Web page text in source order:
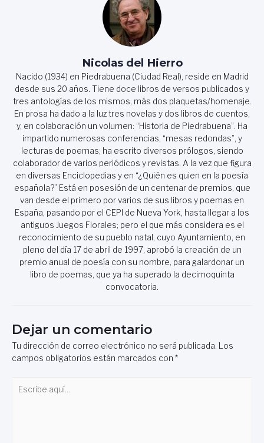
Nicolas del Hierro
Nacido (1934) en Piedrabuena (Ciudad Real), reside en Madrid
desde sus 20 años. Tiene doce libros de versos publicados y
tres antologías de los mismos, más dos plaquetas/homenaje.
En prosa ha dado a la luz tres novelas y dos libros de cuentos,
y, en colaboración un volumen: “Historia de Piedrabuena”. Ha
impartido numerosas conferencias, “mesas redondas”, y
lecturas de poemas; ha escrito diversos prólogos, siendo
colaborador de varios periódicos y revistas. A la vez que figura
en diversas Enciclopedias y en “¿Quién es quien en la poesía
española?” Está en posesión de un centenar de premios, que
van desde el primero por varios de sus libros y poemas en
España, pasando por el CEPI de Nueva York, hasta llegar a los
antiguos Juegos Florales; pero el que más considera es el
reconocimiento de su pueblo natal, cuyo Ayuntamiento, en
pleno del día 17 de abril de 1997, aprobó la creación de un
premio anual de poesía con su nombre, para galardonar un
libro de poemas, que ya ha superado la decimoquinta
convocatoria.
Dejar un comentario
Tu dirección de correo electrónico no será publicada. Los
campos obligatorios están marcados con *
aquí...